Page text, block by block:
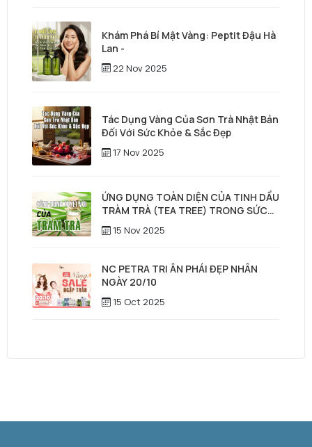
Khám Phá Bí Mật Vàng: Peptit Đậu Hà
Lan -
22 Nov 2025
Tác Dụng Vàng Của Sơn Trà Nhật Bản
Đối Với Sức Khỏe & Sắc Đẹp
17 Nov 2025
ỨNG DỤNG TOÀN DIỆN CỦA TINH DẦU
TRÀM TRÀ (TEA TREE) TRONG SỨC
KHỎE, LÀM ĐẸP & CHĂM SÓC TÓC –
DA ĐẦU
15 Nov 2025
NC PETRA TRI ÂN PHÁI ĐẸP NHÂN
NGÀY 20/10
15 Oct 2025